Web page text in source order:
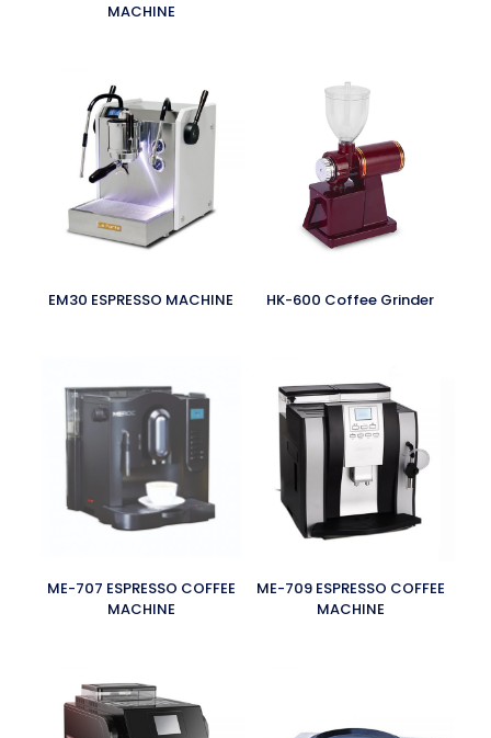
MACHINE
EM30 ESPRESSO MACHINE HK-600 Coffee Grinder
ME-707 ESPRESSO COFFEE
MACHINE
ME-709 ESPRESSO COFFEE
MACHINE